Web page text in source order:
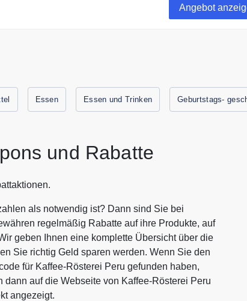
Angebot
Essen Essen und Trinken Geburtstags-
und Rabatte
als notwendig ist? Dann sind Sie bei
regelmäßig Rabatte auf ihre Produkte, auf
geben Ihnen eine komplette Übersicht über die
Sie richtig Geld sparen werden. Wenn Sie den
für Kaffee-Rösterei Peru gefunden haben,
auf die Webseite von Kaffee-Rösterei Peru
angezeigt.